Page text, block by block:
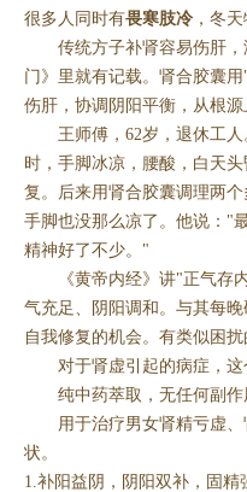
很多人同时有畏寒肢冷，冬天
传统方子补肾容易伤肝
门》里就有记载。肾合胶囊
伤肝，协调阴阳平衡，从根源
王师傅，62岁，退休工
时，手脚冰凉，腰酸，白天
复。后来用肾合胶囊调理两
手脚也没那么凉了。他说："
精神好了不少。"
《黄帝内经》讲"正气存
气充足、阴阳调和。与其每
自我修复的机会。有类似困
对于肾虚引起的病症，这
纯中药萃取，无任何副
用于治疗男女肾精亏虚
状。
1.补阳益阴，阴阳双补，固精